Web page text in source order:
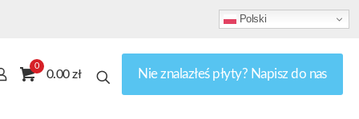
Polski
0
0.00 zł Nie znalazłeś płyty? Napisz do nas